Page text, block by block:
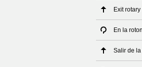
Exit
En la
Salir de